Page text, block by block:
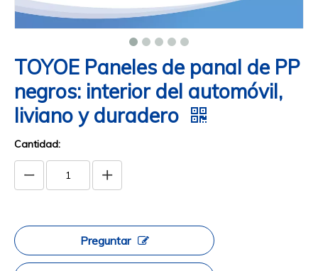
TOYOE Paneles de panal de PP
negros: interior del automóvil,
liviano y duradero
Cantidad:
Preguntar